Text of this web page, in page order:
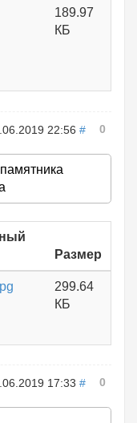
189.97
КБ
22:56 # 0
Размер
299.64
КБ
17:33 # 0